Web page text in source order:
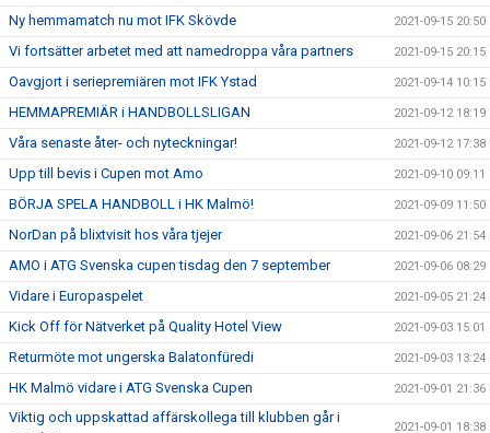
Ny hemmamatch nu mot IFK Skövde 2021-09-15 20:50
Vi fortsätter arbetet med att namedroppa våra partners 2021-09-15 20:15
Oavgjort i seriepremiären mot IFK Ystad 2021-09-14 10:15
HEMMAPREMIÄR i HANDBOLLSLIGAN 2021-09-12 18:19
Våra senaste åter- och nyteckningar! 2021-09-12 17:38
Upp till bevis i Cupen mot Amo 2021-09-10 09:11
BÖRJA SPELA HANDBOLL i HK Malmö! 2021-09-09 11:50
NorDan på blixtvisit hos våra tjejer 2021-09-06 21:54
AMO i ATG Svenska cupen tisdag den 7 september 2021-09-06 08:29
Vidare i Europaspelet 2021-09-05 21:24
Kick Off för Nätverket på Quality Hotel View 2021-09-03 15:01
Returmöte mot ungerska Balatonfüredi 2021-09-03 13:24
HK Malmö vidare i ATG Svenska Cupen 2021-09-01 21:36
Viktig och uppskattad affärskollega till klubben går i
2021-09-01 18:38